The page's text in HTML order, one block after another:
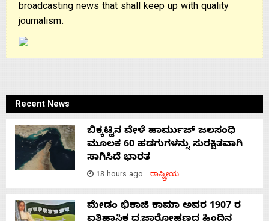
broadcasting news that shall keep up with quality
journalism.
Recent News
ಬಿಕ್ಕಟ್ಟಿನ ವೇಳೆ ಹಾರ್ಮುಜ್ ಜಲಸಂಧಿ
ಮೂಲಕ 60 ಹಡಗುಗಳನ್ನು ಸುರಕ್ಷಿತವಾಗಿ
ಸಾಗಿಸಿದೆ ಭಾರತ
18 hours ago ರಾಷ್ಟ್ರೀಯ
ಮೇಡಂ ಭಿಕಾಜಿ ಕಾಮಾ ಅವರ 1907 ರ